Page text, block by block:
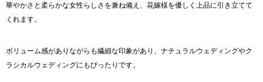
華やかさと柔らかな女性らしさを兼ね備え、花嫁様を優しく上品に引き立てて
くれます。
ボリューム感がありながらも繊細な印象があり、ナチュラルウェディングやク
ラシカルウェディングにもぴったりです。